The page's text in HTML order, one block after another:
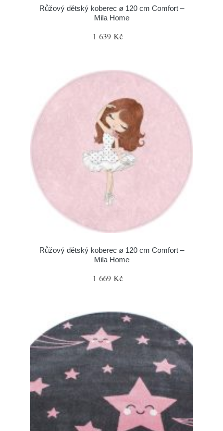
Růžový dětský koberec ø 120 cm Comfort –
Mila Home
1 639 Kč
Růžový dětský koberec ø 120 cm Comfort –
Mila Home
1 669 Kč